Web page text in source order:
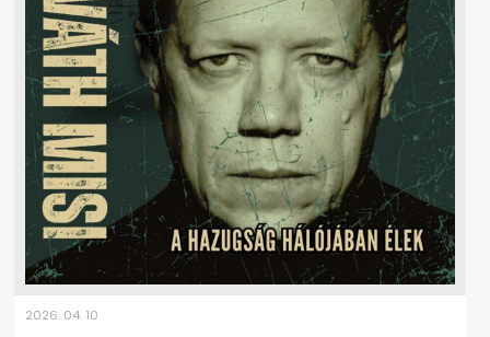
2026. 04. 10